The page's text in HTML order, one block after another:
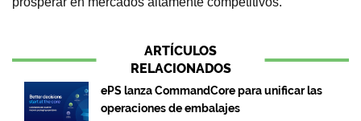
ARTÍCULOS
RELACIONADOS
ePS lanza CommandCore para unificar las
operaciones de embalajes